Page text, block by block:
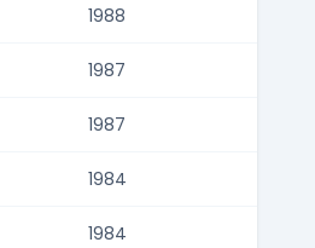
1988
1987
1987
1984
1984